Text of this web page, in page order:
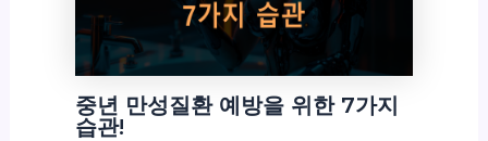
중년 만성질환 예방을 위한 7가지
습관!